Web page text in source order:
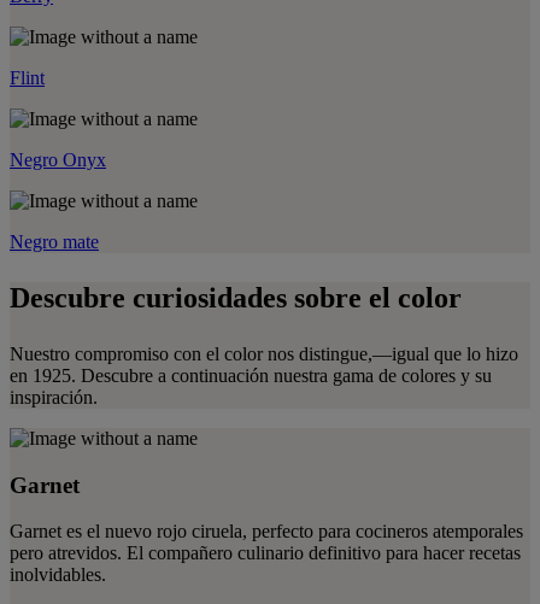
Flint
Negro Onyx
Negro mate
Descubre curiosidades sobre el color
Nuestro compromiso con el color nos distingue,—igual que lo hizo
en 1925. Descubre a continuación nuestra gama de colores y su
inspiración.
Garnet
Garnet es el nuevo rojo ciruela, perfecto para cocineros atemporales
pero atrevidos. El compañero culinario definitivo para hacer recetas
inolvidables.